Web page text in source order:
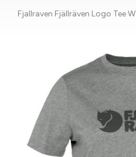
Fjallraven Fjällräven Logo Tee W